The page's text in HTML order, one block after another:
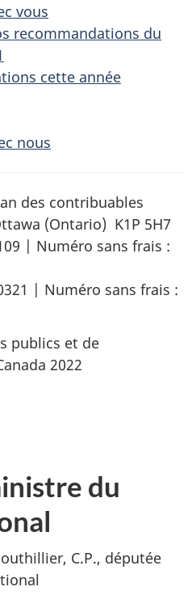
vous
recommandations du
cette année
nous
des contribuables
(Ontario) K1P 5H7
| Numéro sans frais :
| Numéro sans frais :
publics et de
2022
du
C.P., députée